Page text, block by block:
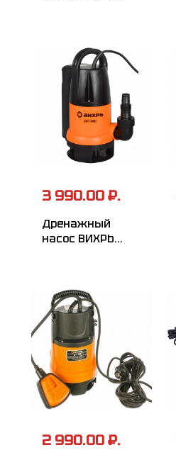
3 990.00 ₽.
Дренажный
насос ВИХРЬ
2 990.00 ₽.